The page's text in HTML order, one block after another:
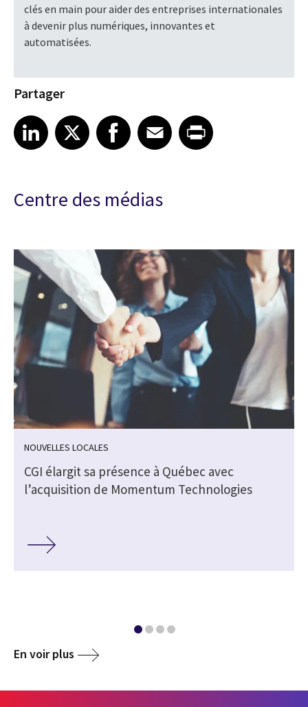
clés en main pour aider des entreprises internationales
à devenir plus numériques, innovantes et
automatisées.
Partager
Share article on LinkedIn
LinkedIn
Share article on XShare article on Facebook
Facebook
Share article on Email
EmailShare article on Print
Centre des médias
NOUVELLES LOCALES
CGI élargit sa présence à Québec avec
l’acquisition de Momentum Technologies
En voir plus